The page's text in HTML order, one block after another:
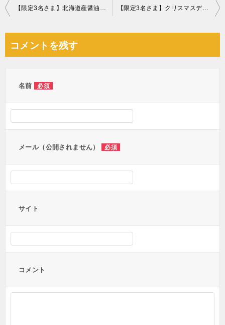
投
ビ
【限定3名さま】クリスマスディナーセット 片付け110番プレゼントキャンペーン！！
コメントを残す
名前 必須
メール（公開されません） 必須
サイト
コメント